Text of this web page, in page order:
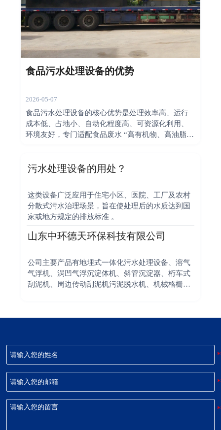
食品污水处理设备的优势
2026-05-07
食品污水处理设备的核心优势是处理效率高、运行
成本低、占地小、自动化程度高、可资源化利用、
环境友好，专门适配食品废水 “高有机物、高油脂、
污水处理设备‌的用处？
这类设备广泛应用于住宅小区、医院、工厂及农村
分散式污水治理场景，旨在使处理后的水质达到国
家或地方规定的排放标准 。‌‌
山东中环德天环保科技有限公司
公司主要产品有地埋式一体化污水处理设备、溶气
气浮机、涡凹气浮沉淀体机、斜管沉淀器、桁车式
刮泥机、周边传动刮泥机污泥脱水机、机械格栅、